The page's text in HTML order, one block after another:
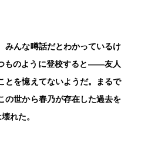
みんな噂話だとわかっているけ
ものように登校すると――友人
とを憶えてないようだ。まるで
の世から春乃が存在した過去を
れた。